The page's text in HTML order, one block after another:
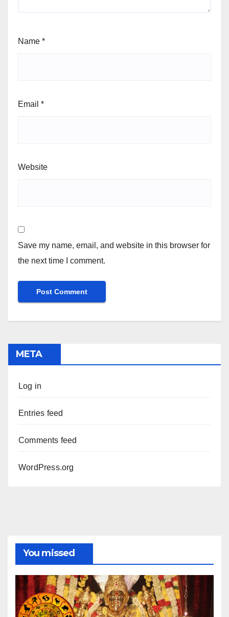
Name *
Email *
Website
Save my name, email, and website in this browser for
the next time I comment.
META
Log in
Entries feed
Comments feed
WordPress.org
You missed